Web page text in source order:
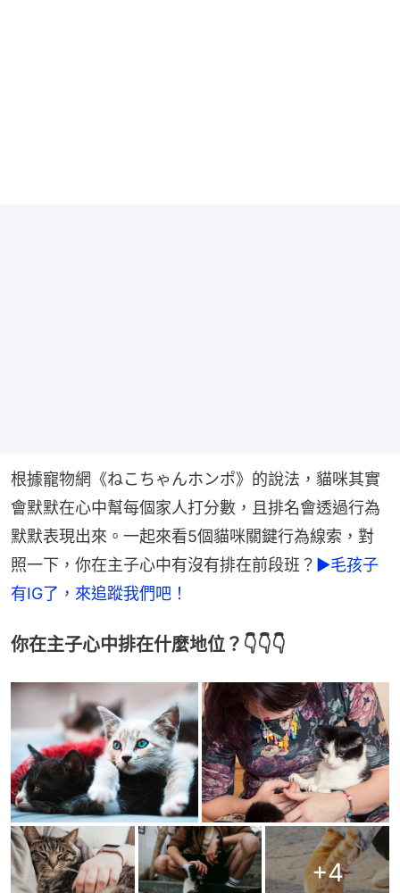
根據寵物網《ねこちゃんホンポ》的說法，貓咪其實
會默默在心中幫每個家人打分數，且排名會透過行為
默默表現出來。一起來看5個貓咪關鍵行為線索，對
照一下，你在主子心中有沒有排在前段班？ ►毛孩子
有IG了，來追蹤我們吧！
你在主子心中排在什麼地位？👇👇👇
+4